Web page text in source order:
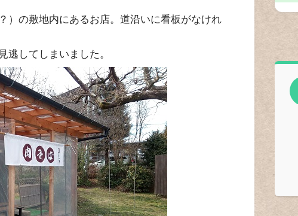
）の敷地内にあるお店。道沿いに看板がなけれ
逃してしまいました。